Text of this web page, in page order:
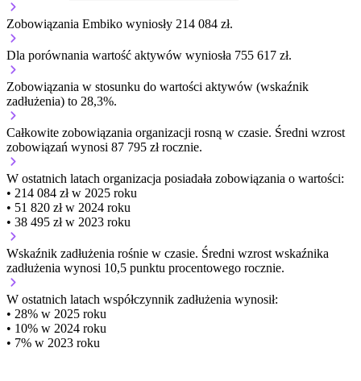
Zobowiązania Embiko wyniosły 214 084 zł.
Dla porównania wartość aktywów wyniosła 755 617 zł.
Zobowiązania w stosunku do wartości aktywów (wskaźnik
zadłużenia) to 28,3%.
Całkowite zobowiązania organizacji rosną w czasie. Średni wzrost
zobowiązań wynosi 87 795 zł rocznie.
W ostatnich latach organizacja posiadała zobowiązania o wartości:
• 214 084 zł w 2025 roku
• 51 820 zł w 2024 roku
• 38 495 zł w 2023 roku
Wskaźnik zadłużenia rośnie w czasie. Średni wzrost wskaźnika
zadłużenia wynosi 10,5 punktu procentowego rocznie.
W ostatnich latach współczynnik zadłużenia wynosił:
• 28% w 2025 roku
• 10% w 2024 roku
• 7% w 2023 roku